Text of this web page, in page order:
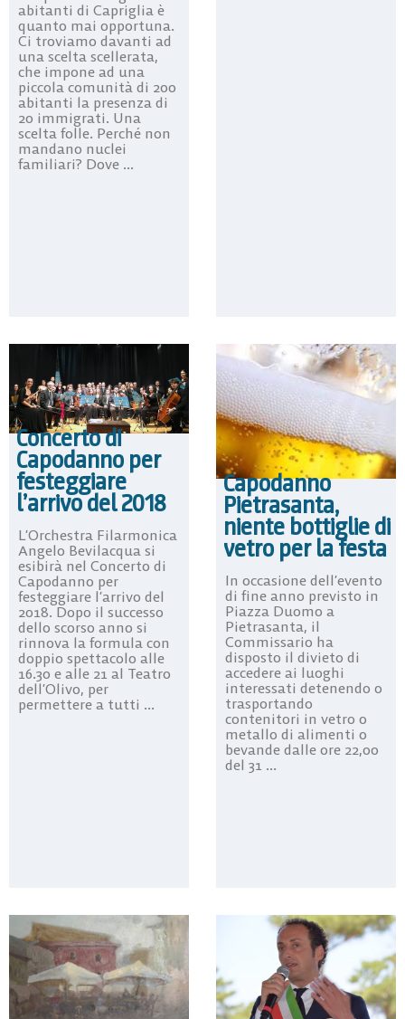
abitanti di Capriglia è
quanto mai opportuna.
Ci troviamo davanti ad
una scelta scellerata,
che impone ad una
piccola comunità di 200
abitanti la presenza di
20 immigrati. Una
scelta folle. Perché non
mandano nuclei
familiari? Dove ...
Concerto di
Capodanno per
festeggiare
l’arrivo del 2018
L’Orchestra Filarmonica
Angelo Bevilacqua si
esibirà nel Concerto di
Capodanno per
festeggiare l’arrivo del
2018. Dopo il successo
dello scorso anno si
rinnova la formula con
doppio spettacolo alle
16.30 e alle 21 al Teatro
dell’Olivo, per
permettere a tutti ...
Capodanno
Pietrasanta,
niente bottiglie di
vetro per la festa
In occasione dell’evento
di fine anno previsto in
Piazza Duomo a
Pietrasanta, il
Commissario ha
disposto il divieto di
accedere ai luoghi
interessati detenendo o
trasportando
contenitori in vetro o
metallo di alimenti o
bevande dalle ore 22,00
del 31 ...